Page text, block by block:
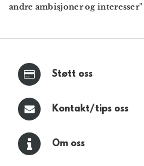
andre ambisjoner og interesser"
Støtt oss
Kontakt/tips oss
Om oss